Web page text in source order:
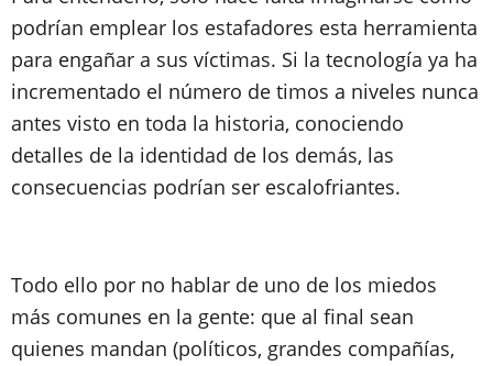
podrían emplear los estafadores esta herramienta
para engañar a sus víctimas. Si la tecnología ya ha
incrementado el número de timos a niveles nunca
antes visto en toda la historia, conociendo
detalles de la identidad de los demás, las
consecuencias podrían ser escalofriantes.
Todo ello por no hablar de uno de los miedos
más comunes en la gente: que al final sean
quienes mandan (políticos, grandes compañías,